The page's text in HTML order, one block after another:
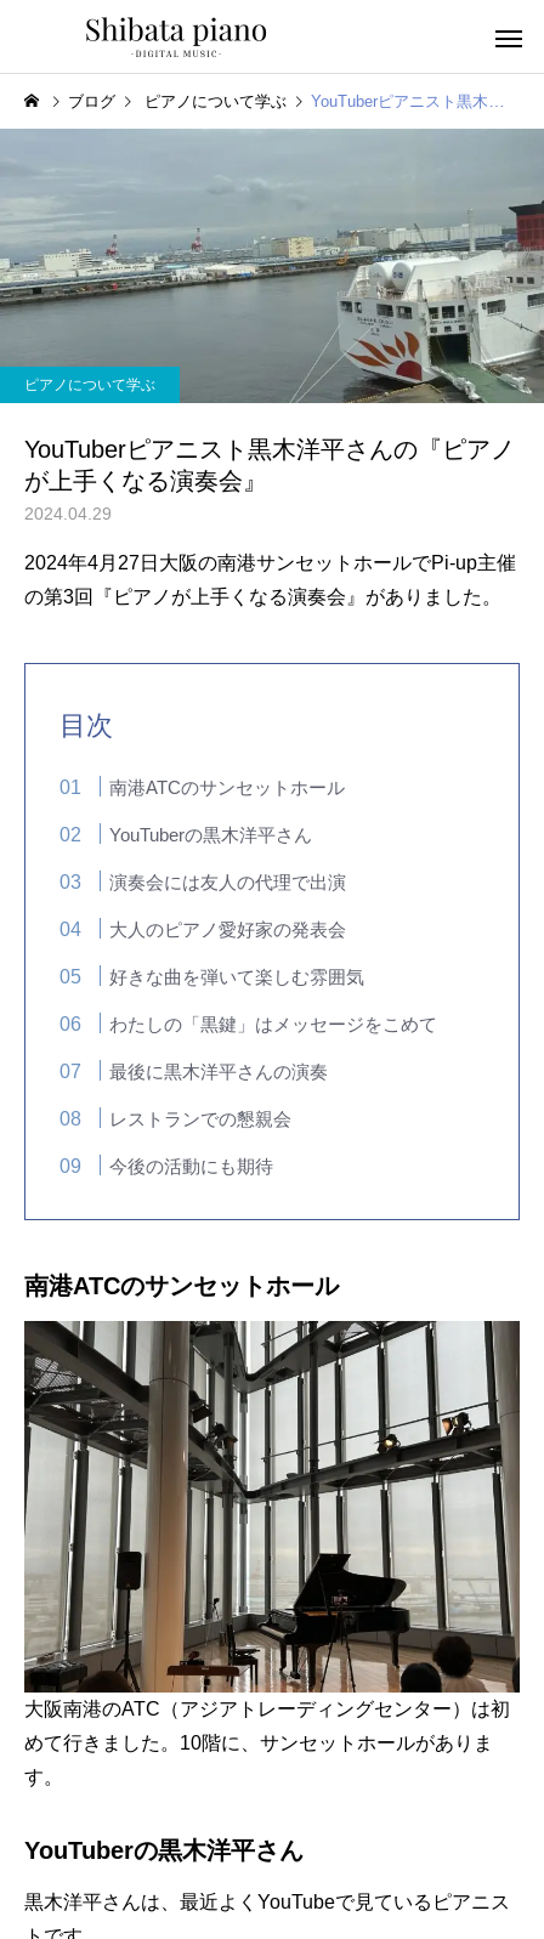
幼児音感レッスン
小・中・高・
ッスン
ブログ ピアノについて学ぶ YouTuberピアニスト黒木洋平さんの『ピアノが上手くなる演奏会』
ピアノについて学ぶ
YouTuberピアニスト黒木洋平さんの『ピアノ
が上手くなる演奏会』
2024.04.29
2024年4月27日大阪の南港サンセットホールでPi-up主催
の第3回『ピアノが上手くなる演奏会』がありました。
目次
南港ATCのサンセットホール
YouTuberの黒木洋平さん
演奏会には友人の代理で出演
大人のピアノ愛好家の発表会
好きな曲を弾いて楽しむ雰囲気
わたしの「黒鍵」はメッセージをこめて
最後に黒木洋平さんの演奏
レストランでの懇親会
今後の活動にも期待
南港ATCのサンセットホール
大阪南港のATC（アジアトレーディングセンター）は初
めて行きました。10階に、サンセットホールがありま
す。
YouTuberの黒木洋平さん
黒木洋平さんは、最近よくYouTubeで見ているピアニス